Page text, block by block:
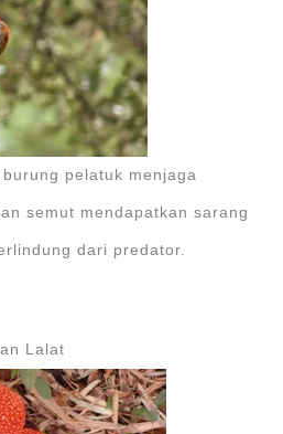
pelatuk menjaga
semut mendapatkan sarang
dari predator.
Lalat